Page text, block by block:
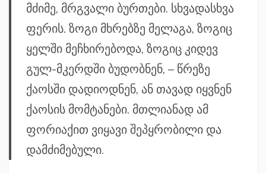
მძიმე, მრგვალი ბურთები. სხვადასხვა
ფერის. ზოგი მხრებზე მელაგა, ზოგიც
ყელში მეჩხირებოდა, ზოგიც კიდევ
გულ-მკერდში ბუდობნენ, – წრეზე
ქაოსში დადიოდნენ, ან თავად იყვნენ
ქაოსის მომტანები. მთლიანად ამ
ფორიაქით ვიყავი შეპყრობილი და
დამძიმებული.